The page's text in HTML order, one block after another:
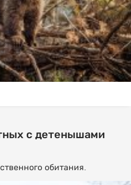
с детенышами
обитания.